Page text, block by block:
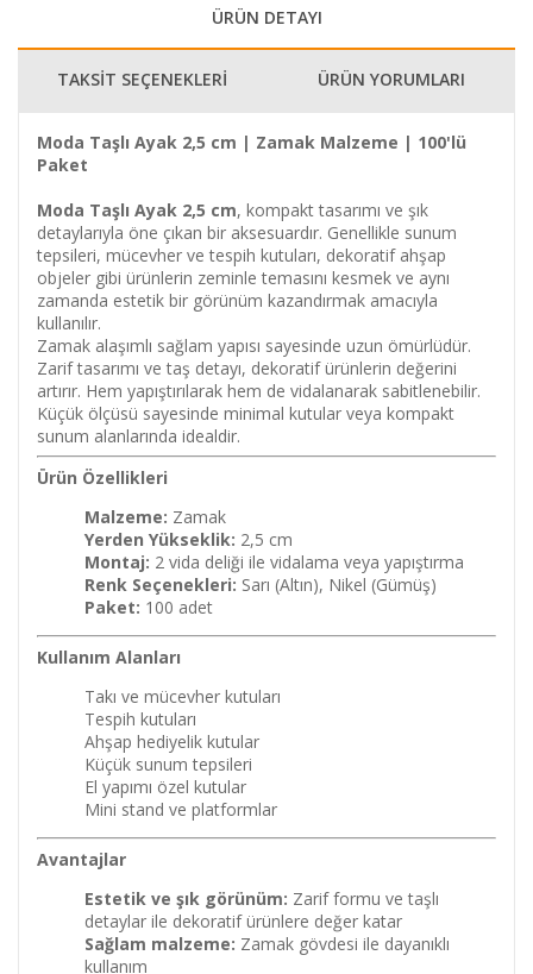
ÜRÜN DETAYI
TAKSİT SEÇENEKLERİ ÜRÜN YORUMLARI
Moda Taşlı Ayak 2,5 cm | Zamak Malzeme | 100'lü
Paket
Moda Taşlı Ayak 2,5 cm, kompakt tasarımı ve şık
detaylarıyla öne çıkan bir aksesuardır. Genellikle sunum
tepsileri, mücevher ve tespih kutuları, dekoratif ahşap
objeler gibi ürünlerin zeminle temasını kesmek ve aynı
zamanda estetik bir görünüm kazandırmak amacıyla
kullanılır.
Zamak alaşımlı sağlam yapısı sayesinde uzun ömürlüdür.
Zarif tasarımı ve taş detayı, dekoratif ürünlerin değerini
artırır. Hem yapıştırılarak hem de vidalanarak sabitlenebilir.
Küçük ölçüsü sayesinde minimal kutular veya kompakt
sunum alanlarında idealdir.
Ürün Özellikleri
Malzeme: Zamak
Yerden Yükseklik: 2,5 cm
Montaj: 2 vida deliği ile vidalama veya yapıştırma
Renk Seçenekleri: Sarı (Altın), Nikel (Gümüş)
Paket: 100 adet
Kullanım Alanları
Takı ve mücevher kutuları
Tespih kutuları
Ahşap hediyelik kutular
Küçük sunum tepsileri
El yapımı özel kutular
Mini stand ve platformlar
Avantajlar
Estetik ve şık görünüm: Zarif formu ve taşlı
detaylar ile dekoratif ürünlere değer katar
Sağlam malzeme: Zamak gövdesi ile dayanıklı
kullanım